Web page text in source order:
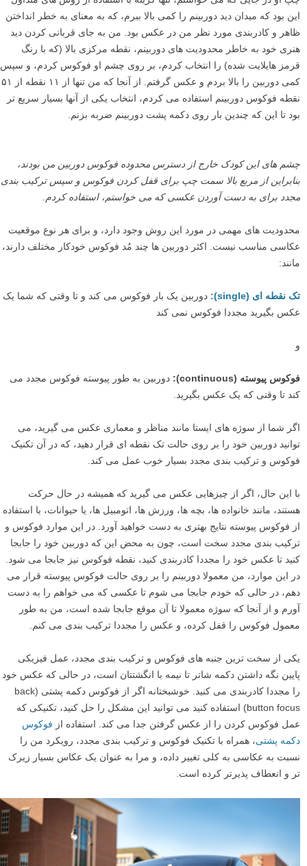
به دست آوردن فوکوس دقیق در جایی که می خواهید همیشه امکان پذیر
نیست، اگر اجازه دهید دوربینتان همه کارها را برای شما انجام دهد.
فوکوس زیادی ندارند. برای به دست آوردن نقطه فوکوس دقیقا بر روی چشم
چپ او در جایی که می خواستم، تنها گزینه با استفاده از روش های متداول
این بود که میدان دید دوربینم را کمی بالا ببرم، که به معنای به خطر انداختن
هنری خود به خاطر محدودیت های دوربینم، نقطه مرکزی بالا (که با رنگ
قرمز هایلایت شده) را انتخاب کردم، بر روی چشم او فوکوس کردم، و سپس
بود تا این که چندین بار روی دکمه پشت دوربینم ضربه بزنم.
چشم های این کودک خارج از دسترس محدوده فوکوس دوربین من بودند،
بنابراین از مربع بالا سمت چپ برای قفل کردن فوکوس و سپس ترکیب بندی
مجدد برای به دست آوردن عکسی که می خواستم، استفاده کردم.
محدودیت های مهمی در مورد این روش وجود دارد، و برای هر نوع موقعیت
عکاسی مناسب نیست. اکثر دوربین ها چند مُد فوکوس خودکار مختلف دارند،
تک نقطه ای (single):
دوربین یک بار فوکوس می کند و تا وقتی که شما یک
عکس بگیرید مجددا فوکوس نمی کند
و
فوکوس پیوسته (continuous):
دوربین به طور پیوسته فوکوس مجدد می
کند تا وقتی که یک عکس بگیرید.
اگر شما از سوژه های ایستا مانند مناظر و معماری عکس می گیرید، می
توانید دوربین خود را بر روی حالت تک نقطه ای قرار دهید، که در آن تکنیک
فوکوس و ترکیب بندی مجدد بسیار خوب عمل می کند.